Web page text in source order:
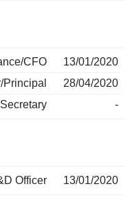
CFO
13/01/2020
28/04/2020
-
Officer 13/01/2020